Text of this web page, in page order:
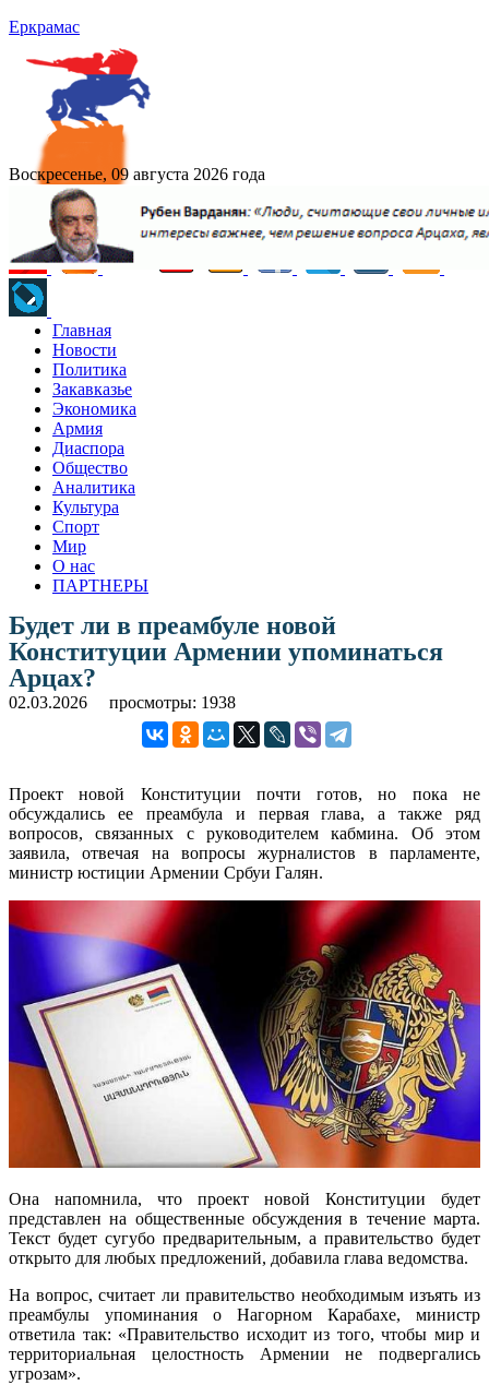
Еркрамас
Воскресенье, 09 августа 2026 года
Главная
Новости
Политика
Закавказье
Экономика
Армия
Диаспора
Общество
Аналитика
Культура
Спорт
Мир
О нас
ПАРТНЕРЫ
Будет ли в преамбуле новой
Конституции Армении упоминаться
Арцах?
02.03.2026 просмотры: 1938
Проект новой Конституции почти готов, но пока не
обсуждались ее преамбула и первая глава, а также ряд
вопросов, связанных с руководителем кабмина. Об этом
заявила, отвечая на вопросы журналистов в парламенте,
министр юстиции Армении Србуи Галян.
Она напомнила, что проект новой Конституции будет
представлен на общественные обсуждения в течение марта.
Текст будет сугубо предварительным, а правительство будет
открыто для любых предложений, добавила глава ведомства.
На вопрос, считает ли правительство необходимым изъять из
преамбулы упоминания о Нагорном Карабахе, министр
ответила так: «Правительство исходит из того, чтобы мир и
территориальная целостность Армении не подвергались
угрозам».